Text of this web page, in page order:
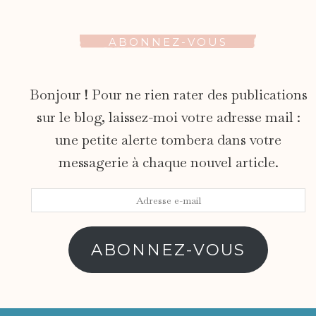
ABONNEZ-VOUS
Bonjour ! Pour ne rien rater des publications
sur le blog, laissez-moi votre adresse mail :
une petite alerte tombera dans votre
messagerie à chaque nouvel article.
ABONNEZ-VOUS